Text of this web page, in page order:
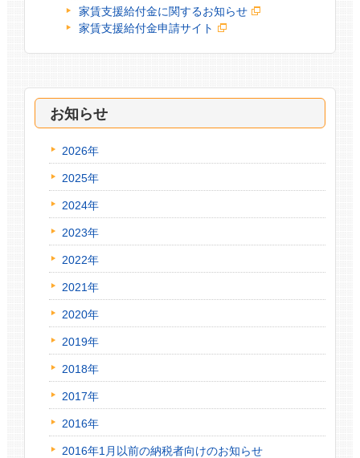
家賃支援給付金に関するお知らせ
家賃支援給付金申請サイト
お知らせ
2026年
2025年
2024年
2023年
2022年
2021年
2020年
2019年
2018年
2017年
2016年
2016年1月以前の納税者向けのお知らせ